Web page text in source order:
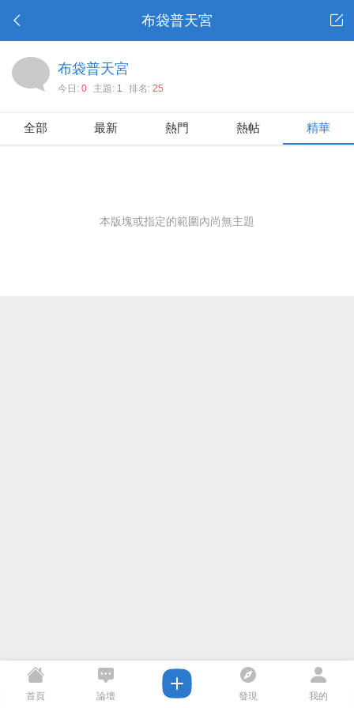
布袋普天宮
布袋普天宮
今日: 0 主題: 1 排名: 25
全部 最新 熱門 熱帖 精華
本版塊或指定的範圍內尚無主題
首頁 論壇 發現 我的